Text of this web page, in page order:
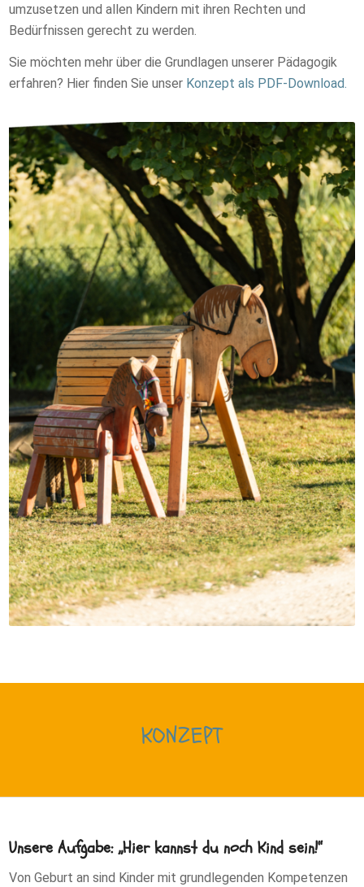
umzusetzen und allen Kindern mit ihren Rechten und
Bedürfnissen gerecht zu werden.
Sie möchten mehr über die Grundlagen unserer Pädagogik
erfahren? Hier finden Sie unser Konzept als PDF-Download.
KONZEPT
Unsere Aufgabe: „Hier kannst du noch Kind sein!“
Von Geburt an sind Kinder mit grundlegenden Kompetenzen